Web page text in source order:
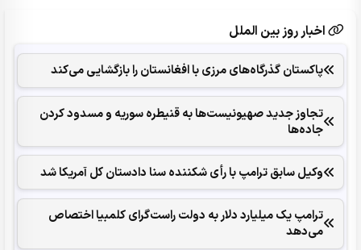
اخبار روز بین الملل
پاکستان گذرگاه‌های مرزی با افغانستان را بازگشایی می‌کند
تجاوز جدید صهیونیست‌ها به قنیطره سوریه و مسدود کردن
جاده‌ها
وکیل سابق ترامپ با رأی شکننده سنا دادستان کل آمریکا شد
ترامپ یک میلیارد دلار به دولت راست‌گرای کلمبیا اختصاص
می‌دهد